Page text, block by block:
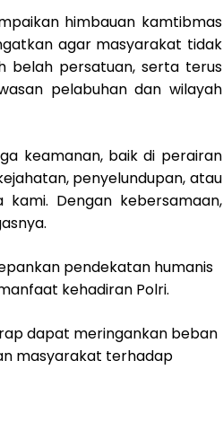
himbauan kamtibmas
agar masyarakat tidak
belah persatuan, serta terus
pelabuhan dan wilayah
keamanan, baik di perairan
penyelundupan, atau
Dengan kebersamaan,
pendekatan humanis
kehadiran Polri.
dapat meringankan beban
masyarakat terhadap